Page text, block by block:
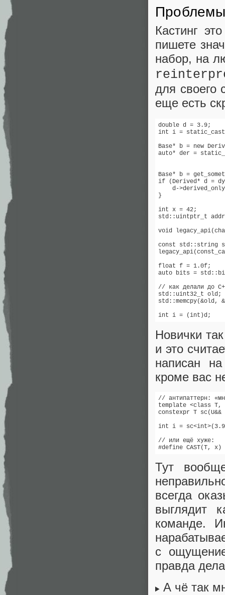
Проблемы
Кастинг
пишете
набор, на
для своего
еще есть
double d = 3.9;
int i =
Base* b = new
auto* der =
Base* b =
if (Derived* d =
d-
}
int x = 42;
std::uintptr_t addr
void
const std::string
float f = 1.0f;
auto bits =
// как делали до
std::uint32_t old;
int i = (int)d;
Новички
и это
написан
кроме вас
// антипаттерн:
template <class T,
constexpr T
int i =
// или ещё хуже:
#define CAST(T,
Тут
всегда
выглядит
команде.
с
правда
А чё так